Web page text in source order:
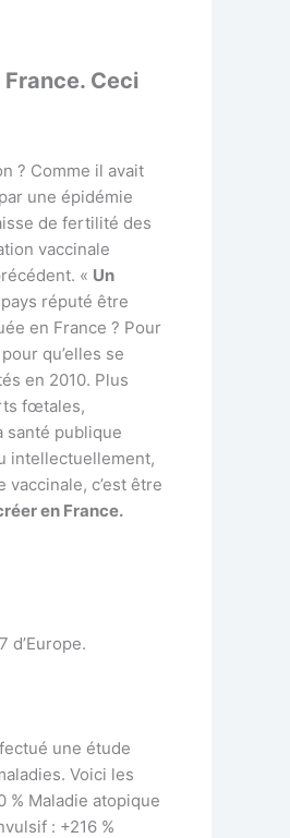
Ceci
? Comme il avait
une épidémie
de fertilité des
vaccinale
« Un
réputé être
en France ? Pour
qu’elles se
en 2010. Plus
fœtales,
santé publique
intellectuellement,
c’est être
en France.
d’Europe.
une étude
Voici les
% Maladie atopique
: +216 %